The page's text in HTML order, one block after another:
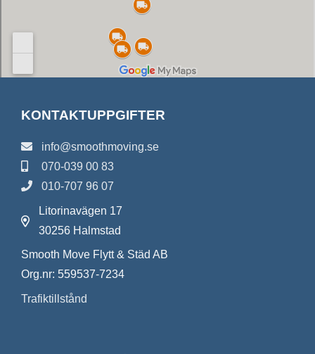
KONTAKTUPPGIFTER
info@smoothmoving.se
070-039 00 83
010-707 96 07
Litorinavägen 17
30256 Halmstad
Smooth Move Flytt & Städ AB
Org.nr: 559537-7234
Trafiktillstånd